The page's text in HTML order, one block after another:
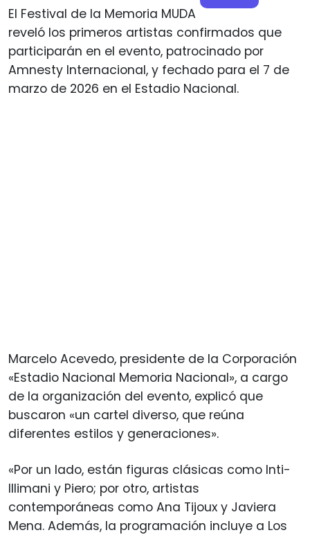
El Festival de la Memoria MUDA
reveló los primeros artistas confirmados que
participarán en el evento, patrocinado por
Amnesty Internacional, y fechado para el 7 de
marzo de 2026 en el Estadio Nacional.
Marcelo Acevedo, presidente de la Corporación
«Estadio Nacional Memoria Nacional», a cargo
de la organización del evento, explicó que
buscaron «un cartel diverso, que reúna
diferentes estilos y generaciones».
«Por un lado, están figuras clásicas como Inti-
Illimani y Piero; por otro, artistas
contemporáneas como Ana Tijoux y Javiera
Mena. Además, la programación incluye a Los